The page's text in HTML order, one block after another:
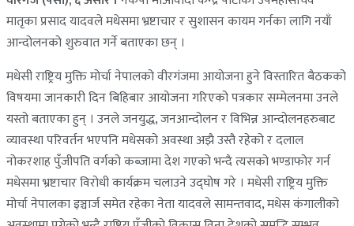
मातृका प्रसाद यादवले मधेसमा भ्रष्टाचार र सुशासन कायम गर्नका लागि नयाँ
आन्दोलनको शुरुवात गर्ने बताएका छन् ।
मधेसी राष्ट्रिय मुक्ति मोर्चा नेपालको वीरगंजमा आयोजना हुने विस्तारित बैठकको
विषयमा जानकारी दिन बिहिबार आयोजना गरिएको पत्रकार सम्मेलनमा उनले
यस्तो बताएका हुन् । उनले जनयुद्ध, जनआन्दोलन र विभिन्न आन्दोलनहरुबाट
व्यावस्था परिवर्तन भएपनि मधेसको अवस्था अझै उस्तै रहेको र दलाल
नोकरशाह पुँजीपति वर्गको कब्जामा देश गएको भन्दै त्यसको भण्डाफोर गर्न
मधेसमा भ्रष्टाचार विरोधी कार्यक्रम चलाउने उद्घोष गरे । मधेसी राष्ट्रिय मुक्ति
मोर्चा नेपालका इञ्चार्ज समेत रहेका नेता यादवले सामन्तवाद, मधेस कंगालीको